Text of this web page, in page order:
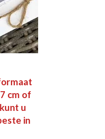
cm of
u
in